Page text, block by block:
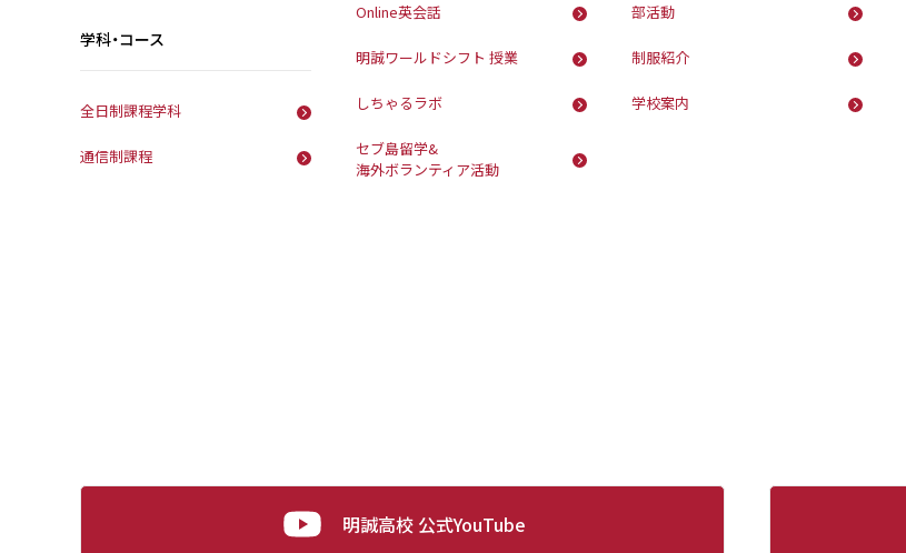
学科・コース
全日制課程学科
通信制課程
Online英会話
明誠ワールドシフト 授業
しちゃるラボ
セブ島留学&
海外ボランティア活動
部活動
制服紹介
学校案内
明誠高校 公式YouTube